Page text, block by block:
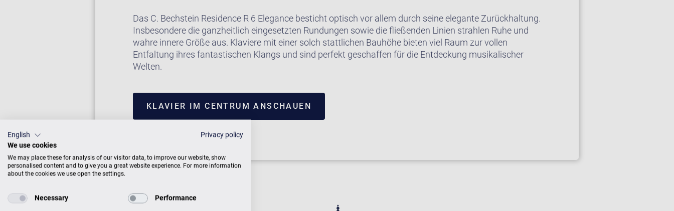
Das C. Bechstein Residence R 6 Elegance besticht optisch vor allem durch seine elegante Zurückhaltung.
Insbesondere die ganzheitlich eingesetzten Rundungen sowie die fließenden Linien strahlen Ruhe und
wahre innere Größe aus. Klaviere mit einer solch stattlichen Bauhöhe bieten viel Raum zur vollen
Entfaltung ihres fantastischen Klangs und sind perfekt geschaffen für die Entdeckung musikalischer
Welten.
KLAVIER IM CENTRUM ANSCHAUEN
English
Privacy policy
We use cookies
We may place these for analysis of our visitor data, to improve our website, show
personalised content and to give you a great website experience. For more information
about the cookies we use open the settings.
Necessary Performance